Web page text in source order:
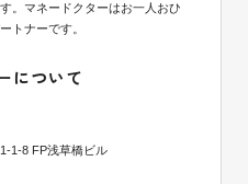
。マネードクターはお一人おひ
トナーです。
について
1-8 FP浅草橋ビル